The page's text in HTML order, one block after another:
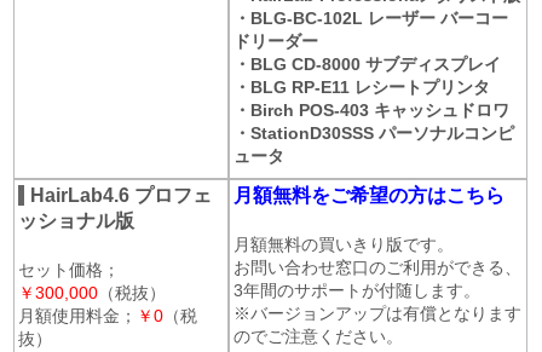
・BLG-BC-102L レーザー バーコー
ドリーダー
・BLG CD-8000 サブディスプレイ
・BLG RP-E11 レシートプリンタ
・Birch POS-403 キャッシュドロワ
・StationD30SSS パーソナルコンピ
ュータ
HairLab4.6 プロフェ
ッショナル版
セット価格；
￥300,000 （税抜）
月額使用料金； ￥0 （税
抜）
月額無料をご希望の方はこちら
月額無料の買いきり版です。
お問い合わせ窓口のご利用ができる、
3年間のサポートが付随します。
※バージョンアップは有償となります
のでご注意ください。